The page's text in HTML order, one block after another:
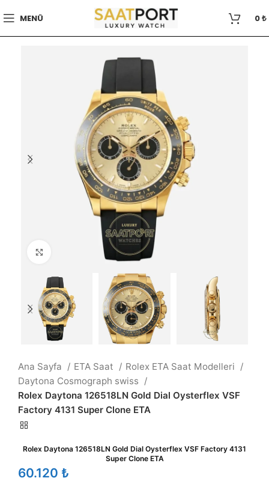
MENÜ 0₺
Büyütmek için tıklayın
Ana Sayfa ETA Saat
Rolex ETA Saat Modelleri
Daytona Cosmograph swiss
Rolex Daytona 126518LN Gold Dial Oysterflex VSF
Factory 4131 Super Clone ETA
Rolex Daytona 126518LN Gold Dial Oysterflex VSF Factory 4131
Super Clone ETA
₺